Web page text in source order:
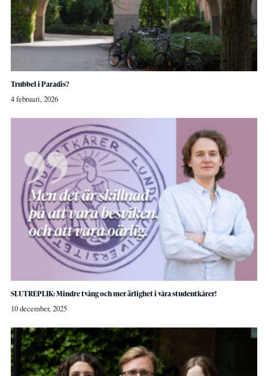
Trubbel i Paradis?
4 februari, 2026
SLUTREPLIK: Mindre tvång och mer ärlighet i våra studentkårer!
10 december, 2025